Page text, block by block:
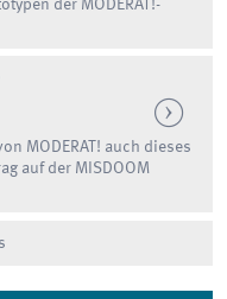
der MODERAT!-
MODERAT! auch dieses
auf der MISDOOM